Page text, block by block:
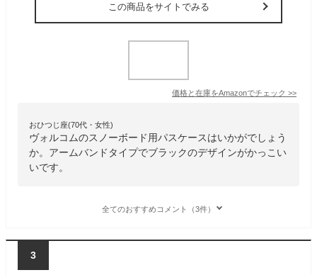
この商品をサイトでみる
価格と在庫をAmazonでチェック >>
おひつじ座(70代・女性)
ヴォルコムのスノーボード用パスケースはいかがでしょう
か。アームバンドタイプでブラックのデザインがかっこい
いです。
全てのおすすめコメント（3件）
3